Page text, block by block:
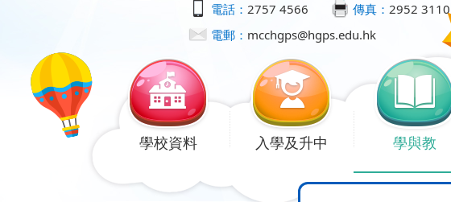
電話： 2757 4566 傳真： 2952 3110
電郵： mcchgps@hgps.edu.hk
學校資料 入學及升中 學與教